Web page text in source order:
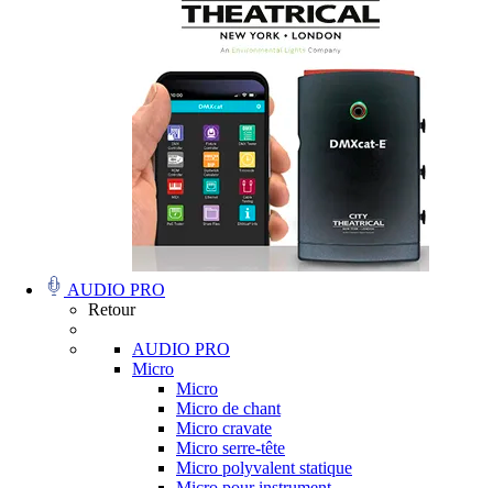
AUDIO PRO
Retour
AUDIO PRO
Micro
Micro
Micro de chant
Micro cravate
Micro serre-tête
Micro polyvalent statique